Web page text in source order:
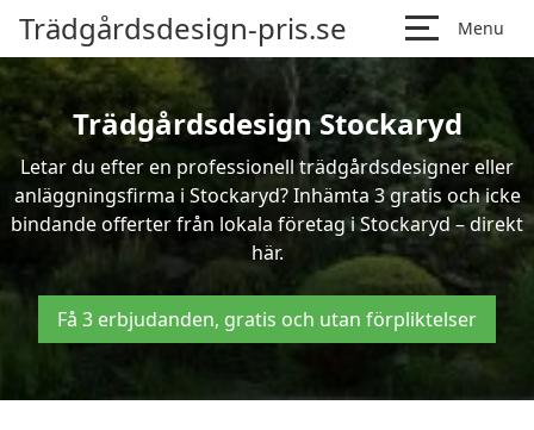
Trädgårdsdesign-pris.se Menu
Trädgårdsdesign Stockaryd
Letar du efter en professionell trädgårdsdesigner eller
anläggningsfirma i Stockaryd? Inhämta 3 gratis och icke
bindande offerter från lokala företag i Stockaryd – direkt
här.
Få 3 erbjudanden, gratis och utan förpliktelser